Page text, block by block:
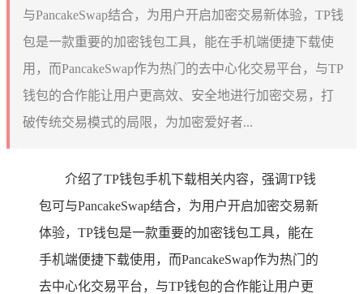
与PancakeSwap结合，为用户开启加密交易新体验，TP钱
包是一款重要的加密钱包工具，能在手机端便捷下载使
用，而PancakeSwap作为热门的去中心化交易平台，与TP
钱包的合作能让用户更高效、安全地进行加密交易，打
破传统交易模式的局限，为加密爱好者...
介绍了TP钱包手机下载相关内容，强调TP钱
包可与PancakeSwap结合，为用户开启加密交易新
体验，TP钱包是一款重要的加密钱包工具，能在
手机端便捷下载使用，而PancakeSwap作为热门的
去中心化交易平台，与TP钱包的合作能让用户更